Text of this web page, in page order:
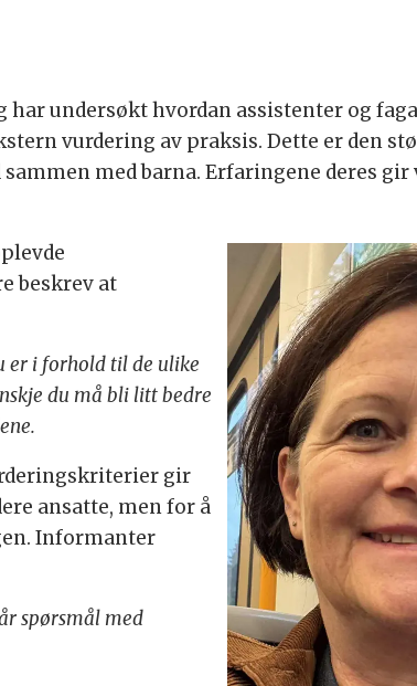
undersøkt hvordan assistenter og
vurdering av praksis. Dette er den
med barna. Erfaringene deres
beskrev at
er i forhold til de ulike
du må bli litt bedre
gir
ansatte, men for å
Informanter
spørsmål med